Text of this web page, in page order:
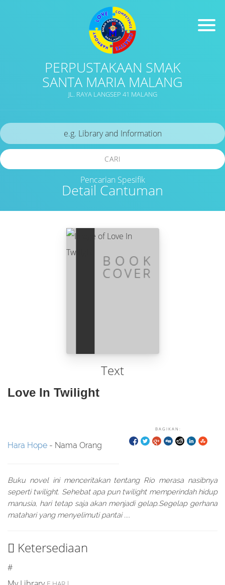
PERPUSTAKAAN SMAK
SANTA MARIA MALANG
JL. RAYA LANGSEP 41 MALANG
Detail Cantuman
CARI
Pencarian Spesifik
Text
Love In Twilight
BAGIKAN:
Hara Hope - Nama Orang
Buku novel ini menceritakan tentang Rio merasa nasibnya
seperti twilight. Sehebat apa pun twilight memperindah hidup
manusia, hari tetap saja akan menjadi gelap.Segelap gerhana
matahari yang menyelimuti pantai ....
Ketersediaan
#